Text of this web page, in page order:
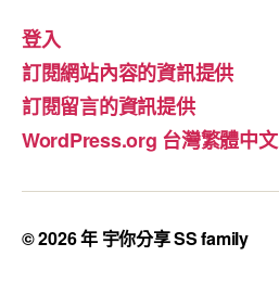
登入
訂閱網站內容的資訊提供
訂閱留言的資訊提供
WordPress.org 台灣繁體中文
© 2026 年 宇你分享 SS family